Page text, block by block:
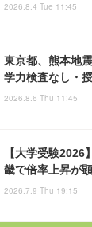
2026.8.4 Tue 11:45
東京都、熊本地
学力検査なし・
2026.8.6 Thu 11:45
【大学受験
畿で倍率上昇が
2026.7.9 Thu 19:15